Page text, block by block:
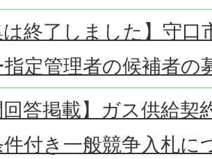
は終了しました】守
指定管理者の候補者の
回答掲載】ガス供給
付き一般競争入札に